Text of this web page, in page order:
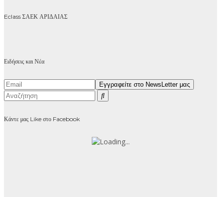
Eclass ΣΑΕΚ ΑΡΙΔΑΙΑΣ
Ειδήσεις και Νέα
Κάντε μας Like στο Facebook